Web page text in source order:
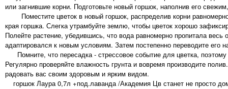
или загнившие корни. Подготовьте новый горшок, наполнив его
Поместите цветок в новый горшок, распределив корни
края горшка. Слегка утрамбуйте землю, чтобы цветок хорошо
Полейте растение, убедившись, что вода равномерно пропитала
адаптировался к новым условиям. Затем постепенно переводите его
Помните, что пересадка - стрессовое событие для цветка,
Регулярно проверяйте влажность грунта и вовремя производите
радовать вас своим здоровым и ярким видом.
горшок Лаура 0,7л +под.лаванда /Академия Цв станет не просто